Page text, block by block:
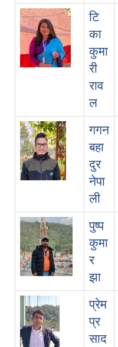
टि
का
कुमा
री
राव
ल
गगन
बहा
दुर
नेपा
ली
पुष्प
कुमा
र
झा
प्रेम
प्र
साद